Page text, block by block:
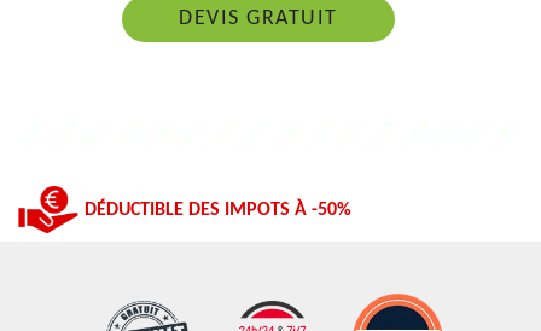
DEVIS GRATUIT
DÉDUCTIBLE DES IMPOTS À -50%